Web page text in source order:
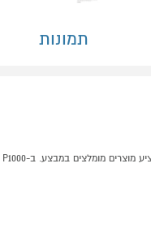
תמונות